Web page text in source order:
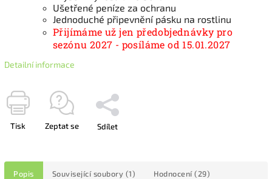
Ušetřené peníze za ochranu
Jednoduché připevnění pásku na rostlinu
Přijímáme už jen předobjednávky pro
sezónu 2027 - posíláme od 15.01.2027
Detailní informace
Tisk Zeptat se Sdílet
Popis Související soubory (1) Hodnocení (29)